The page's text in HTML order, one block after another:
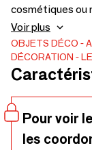
cosmétiques ou
vives avec le
dans tous vos
Elles sont
au Royaume Uni
handicap..) . Trousse L : longueur 29 cm x
Une trousse
pour les
Voir plus
OBJETS DÉCO
DÉCORATION
Pour voir
les